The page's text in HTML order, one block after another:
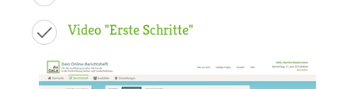
Video "Erste Schritte"